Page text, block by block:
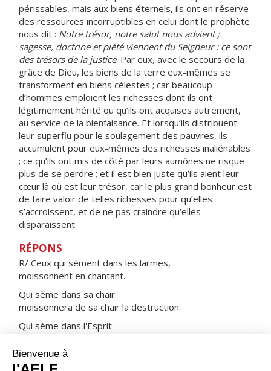
périssables, mais aux biens éternels, ils ont en réserve
des ressources incorruptibles en celui dont le prophète
nous dit : Notre trésor, notre salut nous advient ;
sagesse, doctrine et piété viennent du Seigneur : ce sont
des trésors de la justice. Par eux, avec le secours de la
grâce de Dieu, les biens de la terre eux-mêmes se
transforment en biens célestes ; car beaucoup
d’hommes emploient les richesses dont ils ont
légitimement hérité ou qu’ils ont acquises autrement,
au service de la bienfaisance. Et lorsqu’ils distribuent
leur superflu pour le soulagement des pauvres, ils
accumulent pour eux-mêmes des richesses inaliénables
; ce qu’ils ont mis de côté par leurs aumônes ne risque
plus de se perdre ; et il est bien juste qu’ils aient leur
cœur là où est leur trésor, car le plus grand bonheur est
de faire valoir de telles richesses pour qu’elles
s’accroissent, et de ne pas craindre qu’elles
disparaissent.
RÉPONS
R/ Ceux qui sèment dans les larmes,
moissonnent en chantant.
Qui sème dans sa chair
moissonnera de sa chair la destruction.
Qui sème dans l'Esprit
La chair ne sert de rien,